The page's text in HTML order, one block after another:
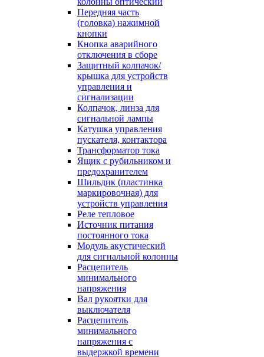
Передняя часть
(головка) нажимной
кнопки
Кнопка аварийного
отключения в сборе
Защитный колпачок/
крышка для устройств
управления и
сигнализации
Колпачок, линза для
сигнальной лампы
Катушка управления
пускателя, контактора
Трансформатор тока
Ящик с рубильником и
предохранителем
Шильдик (пластинка
маркировочная) для
устройств управления
Реле тепловое
Источник питания
постоянного тока
Модуль акустический
для сигнальной колонны
Расцепитель
минимального
напряжения
Вал рукоятки для
выключателя
Расцепитель
минимального
напряжения с
выдержкой времени